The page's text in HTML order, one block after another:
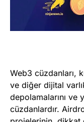
Web3 cüzdanları,
ve diğer dijital
depolamalarını ve
cüzdanlardır.